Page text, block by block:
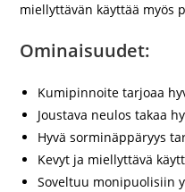
miellyttävän käyttää myös
Ominaisuudet:
Kumipinnoite tarjoaa
Joustava neulos takaa
Hyvä sorminäppäryys
Kevyt ja miellyttävä
Soveltuu monipuolisiin